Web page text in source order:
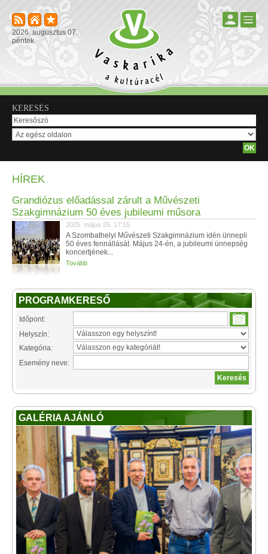
2026. augusztus 07.
péntek
KERESÉS
HÍREK
Grandiózus előadással zárult a Művészeti
Szakgimnázium 50 éves jubileumi műsora
2025. május 25. 17:15
A Szombathelyi Művészeti Szakgimnázium idén ünnepli
50 éves fennállását. Május 24-én, a jubileumi ünnepség
koncertjének...
Tovább
PROGRAMKERESŐ
Időpont:
Helyszín:
Kategória:
Esemény neve:
GALÉRIA AJÁNLÓ